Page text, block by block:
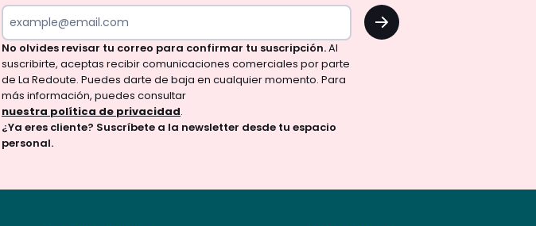
revisar
tu
correo
para
confirmar
tu
suscripción.
Al
aceptas
OK
No olvides revisar tu correo para confirmar tu suscripción.Al
suscribirte, aceptas recibir comunicaciones comerciales por parte
de La Redoute. Puedes darte de baja en cualquier momento. Para
más información, puedes consultar
nuestra política de privacidad.
¿Ya eres cliente? Suscríbete a la newsletter desde tu espacio
personal.